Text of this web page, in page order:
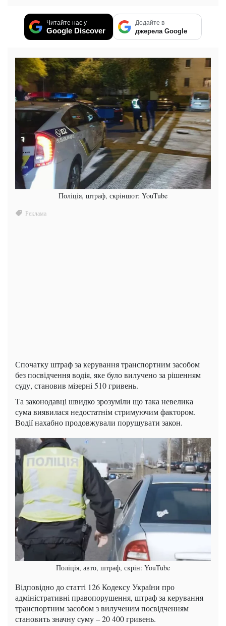
Читайте нас у
Google Discover
Додайте в
джерела Google
Поліція, штраф, скріншот: YouTube
Спочатку штраф за керування транспортним засобом
без посвідчення водія, яке було вилучено за рішенням
суду, становив мізерні 510 гривень.
Та законодавці швидко зрозуміли що така невелика
сума виявилася недостатнім стримуючим фактором.
Водії нахабно продовжували порушувати закон.
Поліція, авто, штраф, скрін: YouTube
Відповідно до статті 126 Кодексу України про
адміністративні правопорушення, штраф за керування
транспортним засобом з вилученим посвідченням
становить значну суму – 20 400 гривень.